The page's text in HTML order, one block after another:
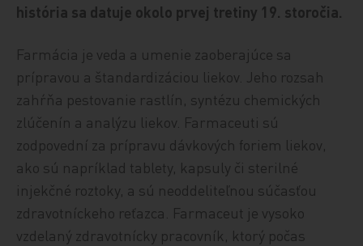
história sa datuje okolo prvej tretiny 19. storočia.
Farmácia je veda a umenie zaoberajúce sa
prípravou a štandardizáciou liekov. Jeho rozsah
zahŕňa pestovanie rastlín, syntézu chemických
zlúčenín a analýzu liekov. Farmaceuti sú
zodpovední za prípravu dávkových foriem liekov,
ako sú napríklad tablety, kapsuly či sterilné
injekčné roztoky, a sú neoddeliteľnou súčasťou
zdravotníckeho reťazca. Farmaceut je vysoko
vzdelaný zdravotnícky pracovník, ktorý počas